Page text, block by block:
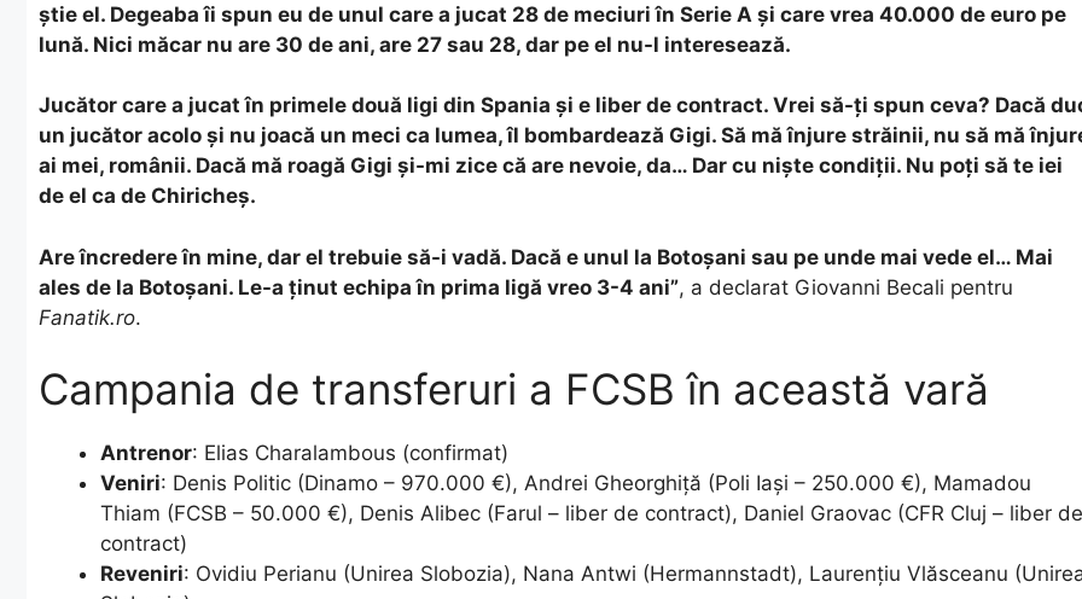
știe el. Degeaba îi spun eu de unul care a jucat 28 de meciuri în Serie A și care vrea 40.000 de euro pe
lună. Nici măcar nu are 30 de ani, are 27 sau 28, dar pe el nu-l interesează.
Jucător care a jucat în primele două ligi din Spania și e liber de contract. Vrei să-ți spun ceva? Dacă
un jucător acolo și nu joacă un meci ca lumea, îl bombardează Gigi. Să mă înjure străinii, nu să mă
ai mei, românii. Dacă mă roagă Gigi și-mi zice că are nevoie, da… Dar cu niște condiții. Nu poți să te iei
de el ca de Chiricheș.
Are încredere în mine, dar el trebuie să-i vadă. Dacă e unul la Botoșani sau pe unde mai vede el… Mai
ales de la Botoșani. Le-a ținut echipa în prima ligă vreo 3-4 ani”, a declarat Giovanni Becali pentru
Fanatik.ro.
Campania de transferuri a FCSB în această vară
Antrenor: Elias Charalambous (confirmat)
Veniri: Denis Politic (Dinamo – 970.000 €), Andrei Gheorghiță (Poli Iași – 250.000 €), Mamadou
Thiam (FCSB – 50.000 €), Denis Alibec (Farul – liber de contract), Daniel Graovac (CFR Cluj – liber de
contract)
Reveniri: Ovidiu Perianu (Unirea Slobozia), Nana Antwi (Hermannstadt), Laurențiu Vlăsceanu